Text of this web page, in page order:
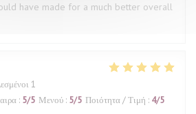
have made for a much better overall
1
: 5/5 Μενού : 5/5 Ποιότητα / Τιμή : 4/5